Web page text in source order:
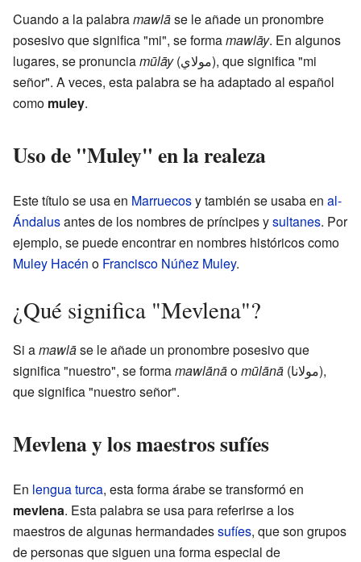
Cuando a la palabramawlāse le añade un pronombre
posesivo que significa "mi", se formamawlāy. En algunos
lugares, se pronunciamūlāy(مولاي), que significa "mi
señor". A veces, esta palabra se ha adaptado al español
como muley.
Uso de "Muley" en la realeza
Este título se usa en Marruecosy también se usaba en al-
Ándalusantes de los nombres de príncipes ysultanes. Por
ejemplo, se puede encontrar en nombres históricos como
Muley Hacén o Francisco Núñez Muley.
¿Qué significa "Mevlena"?
Si amawlāse le añade un pronombre posesivo que
significa "nuestro", se formamawlānāomūlānā (مولانا),
que significa "nuestro señor".
Mevlena y los maestros sufíes
En lengua turca, esta forma árabe se transformó en
mevlena. Esta palabra se usa para referirse a los
maestros de algunas hermandadessufíes, que son grupos
de personas que siguen una forma especial de